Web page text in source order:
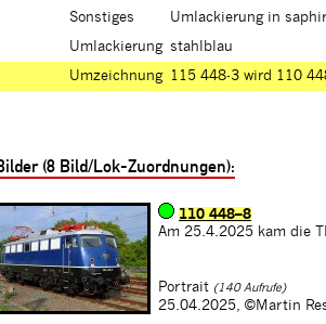
Sonstiges
Umlackierung in
Umlackierung stahlblau
Umzeichnung
115 448-3 wird 110
(8 Bild/Lok-Zuordnungen):
110 448–8
Am 25.4.2025 kam die
Portrait (140 Aufrufe)
25.04.2025, ©Martin